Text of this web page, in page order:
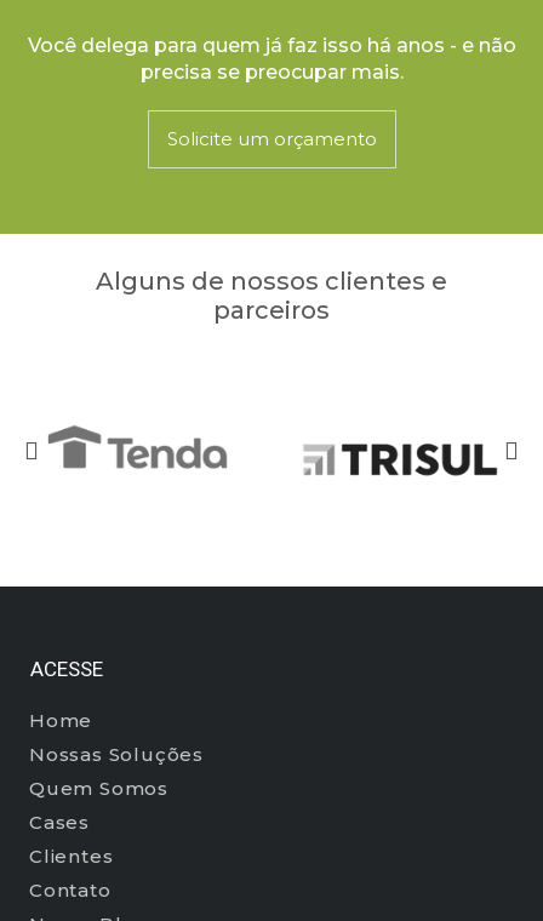
Você delega para quem já faz isso há anos - e não
precisa se preocupar mais.
Solicite um orçamento
Alguns de nossos clientes e
parceiros
ACESSE
Home
Nossas Soluções
Quem Somos
Cases
Clientes
Contato